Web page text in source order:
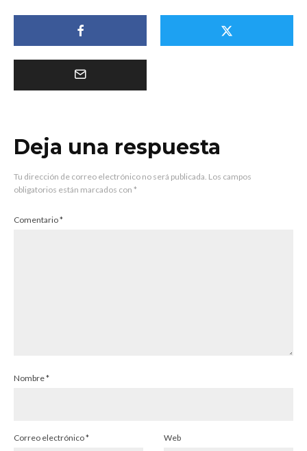
Deja una respuesta
Tu dirección de correo electrónico no será publicada. Los campos
obligatorios están marcados con *
Comentario*
Nombre*
Correo electrónico* Web